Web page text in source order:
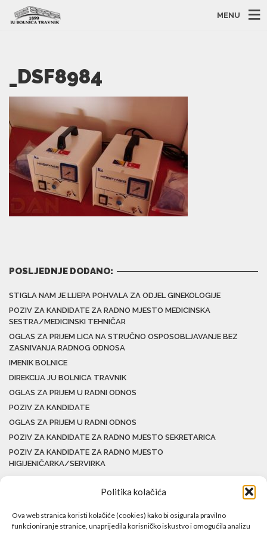
Politika kolačića
Ova web stranica koristi kolačiće (cookies) kako bi osigurala pravilno
funkcioniranje stranice, unaprijedila korisničko iskustvo i omogućila analizu
MENU
_DSF8984
POSLJEDNJE DODANO:
STIGLA NAM JE LIJEPA POHVALA ZA ODJEL GINEKOLOGIJE
POZIV ZA KANDIDATE ZA RADNO MJESTO MEDICINSKA
SESTRA/MEDICINSKI TEHNIČAR
OGLAS ZA PRIJEM LICA NA STRUČNO OSPOSOBLJAVANJE BEZ
ZASNIVANJA RADNOG ODNOSA
IMENIK BOLNICE
DIREKCIJA JU BOLNICA TRAVNIK
OGLAS ZA PRIJEM U RADNI ODNOS
POZIV ZA KANDIDATE
OGLAS ZA PRIJEM U RADNI ODNOS
POZIV ZA KANDIDATE ZA RADNO MJESTO SEKRETARICA
POZIV ZA KANDIDATE ZA RADNO MJESTO
HIGIJENIČARKA/SERVIRKA